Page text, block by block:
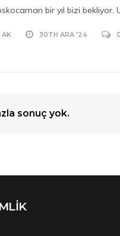
bir yıl bizi bekliyor.
AK 30TH ARA '24 0
sonuç yok.